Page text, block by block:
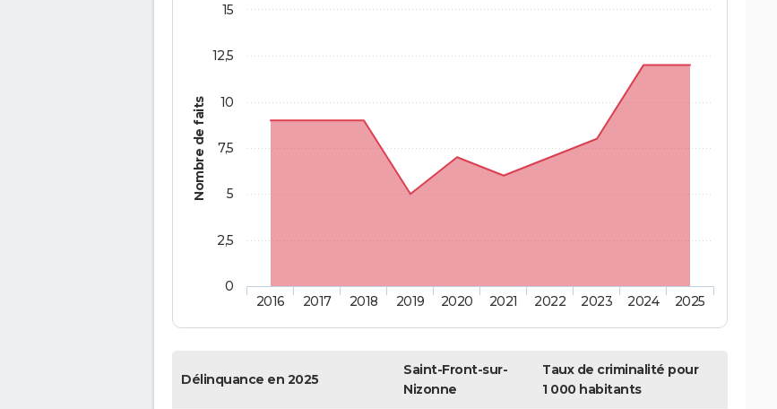
Nombre de faits
2016 2017 2018 2019 2020 2021 2022 2023 2024 2025
0
2,5
5
7,5
10
12,5
15
Délinquance en 2025
Saint-Front-sur-
Nizonne
Taux de criminalité pour
1 000 habitants